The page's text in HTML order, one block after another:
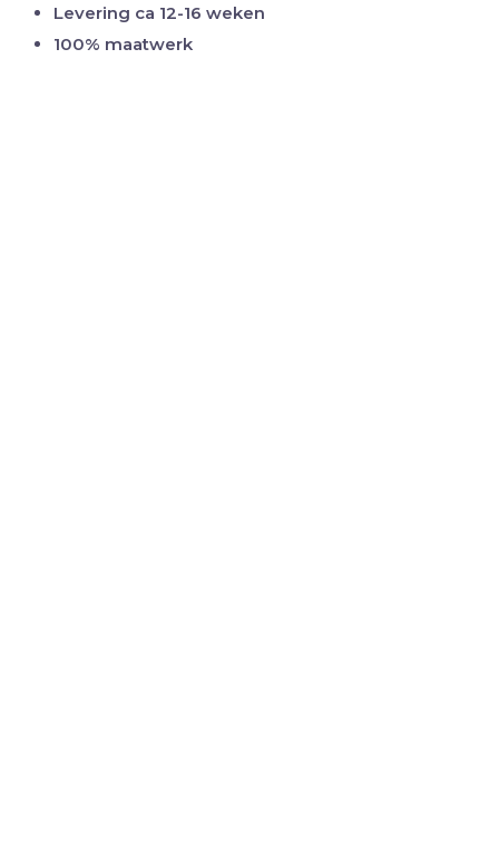
Levering ca 12-16 weken
100% maatwerk